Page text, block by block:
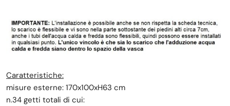
Caratteristiche:
misure esterne: 170x100xH63 cm
n.34 getti totali di cui: